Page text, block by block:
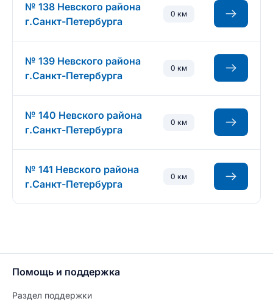
№ 138 Невского района
г.Санкт-Петербурга
0 км
№ 139 Невского района
г.Санкт-Петербурга
0 км
№ 140 Невского района
г.Санкт-Петербурга
0 км
№ 141 Невского района
г.Санкт-Петербурга
0 км
Помощь и поддержка
Раздел поддержки